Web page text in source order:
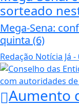
sorteado
Mega-Sena:
quinta (6)
Redação Notícia Já -
Aumento